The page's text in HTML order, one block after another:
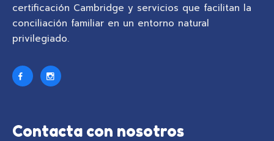
certificación Cambridge y servicios que facilitan la
conciliación familiar en un entorno natural
privilegiado.
Contacta con nosotros